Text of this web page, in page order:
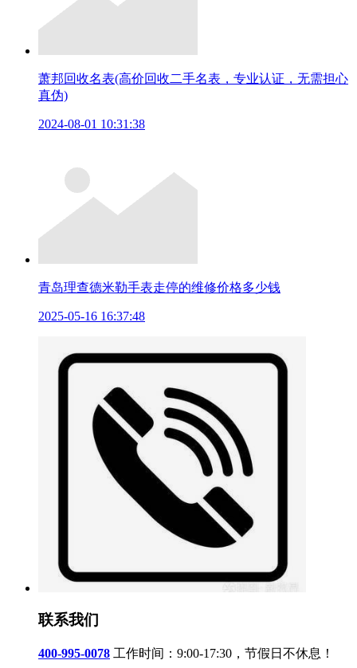
萧邦回收名表(高价回收二手名表，专业认证，无需担心
真伪)
2024-08-01 10:31:38
青岛理查德米勒手表走停的维修价格多少钱
2025-05-16 16:37:48
联系我们
400-995-0078 工作时间：9:00-17:30，节假日不休息！